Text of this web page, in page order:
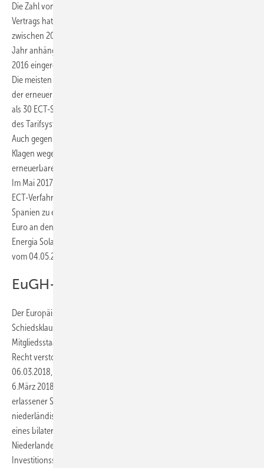
Die Zahl von Schiedsverfahren auf der Grundlage des Energiecharta-
Vertrags hat in den vergangenen Jahren stark zugenommen. Wurden
zwischen 2005 und 2012 durchschnittlich vier ECT-Schiedsklagen pro
Jahr anhängig gemacht, betrug die Anzahl der zwischen 2013 und
2016 eingereichten ECT-Schiedsklagen durchschnittlich 16 pro Jahr.
Die meisten dieser neuen Verfahren betrafen Investitionen im Bereich
der erneuerbaren Energien. So wurden alleine gegen Spanien mehr
als 30 ECT-Schiedsklagen wegen der rückwirkenden Umgestaltung
des Tarifsystems für bestehende PV-Anlagen anhängig gemacht.
Auch gegen Italien und die Tschechische Republik sind mehrere ECT-
Klagen wegen der Änderung der Rahmenbedingungen für
erneuerbare Energien bei internationalen Schiedsgerichten anhängig.
Im Mai 2017 hat erstmals ein internationales Schiedsgericht in einem
ECT-Verfahren gegen Spanien dem Investor Recht gegeben und
Spanien zu einer Schadensersatzzahlung in Höhe von 128 Millionen
Euro an den Investor verurteilt (
Energia Solar Luxembourg Sarl ./. Spanien, ICSID Case No. ARB/13/36,
vom 04.05.2017
EuGH-Urteil vom 06.03.2018
Der Europäische Gerichtshof (EuGH) hat nun entschieden, dass
Schiedsklauseln in Investitionsschutzabkommen zwischen EU-
Mitgliedsstaaten (Intra-EU-Investitionsschutzabkommen) gegen EU-
Recht verstoßen und daher rechtswidrig sind (
06.03.2018, Az. C-284/16
6.März 2018 war ein von einem internationalen Schiedsgericht
erlassener Schiedsspruch in einem Rechtsstreit zwischen einem
niederländischem Unternehmen und der Slowakei auf der Grundlage
eines bilateralen Investitionsschutzabkommens zwischen den
Niederlanden und der Slowakei aus dem Jahr 1991. Das
Investitionsschutzabkommen enthielt eine Schiedsklausel, also eine